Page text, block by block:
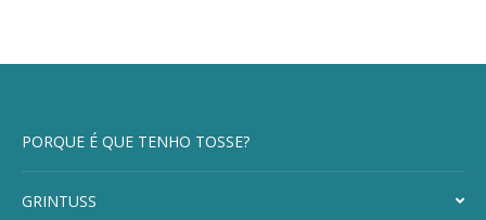
PORQUE É QUE TENHO TOSSE?
GRINTUSS